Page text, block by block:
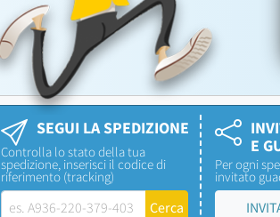
SEGUI LA SPEDIZIONE
Controlla lo stato della tua
spedizione, inserisci il codice di
riferimento (tracking)
E
Per ogni
invitato